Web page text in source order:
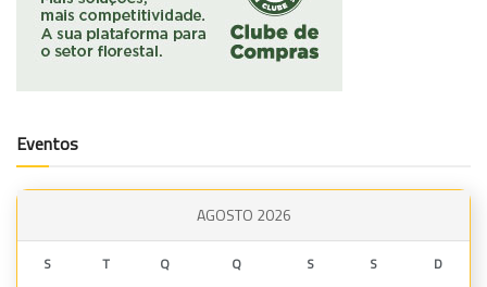
Eventos
AGOSTO 2026
S T Q Q S S D